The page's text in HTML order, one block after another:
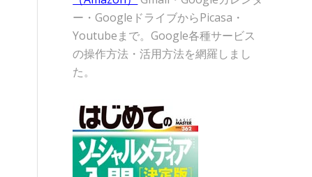
ー・GoogleドライブからPicasa・
Youtubeまで。Google各種サービス
の操作方法・活用方法を網羅しまし
た。